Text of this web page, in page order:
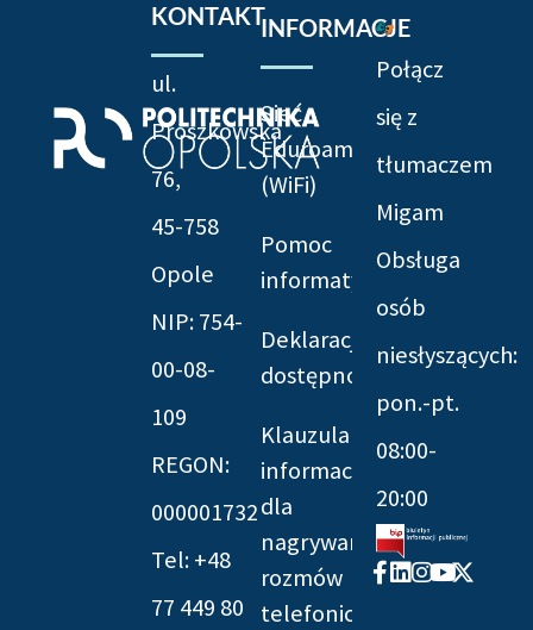
KONTAKT
ul.
Prószkowska
76,
45-758
Opole
NIP: 754-
00-08-
109
REGON:
000001732
Tel: +48
77 449 80
INFORMACJE
Sieć
Eduroam
(WiFi)
Pomoc
informatyczna
Deklaracja
dostępności
Klauzula
informacyjna
dla
nagrywania
rozmów
telefonicznych
Połącz
się z
tłumaczem
Migam
Obsługa
osób
niesłyszących:
pon.-pt.
08:00-
20:00
Facebook-
f
Linkedin
Instagram
Youtube
X-